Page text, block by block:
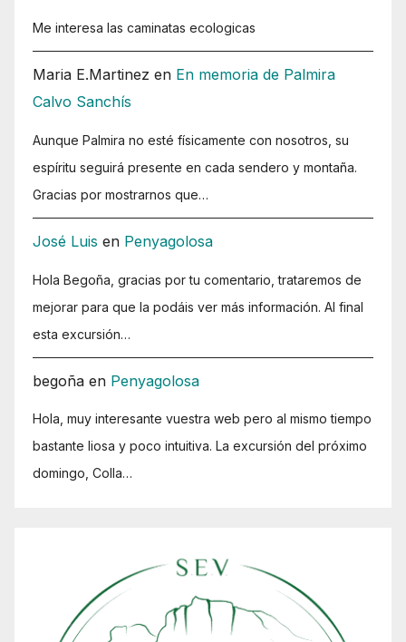
Me interesa las caminatas ecologicas
Maria E.Martinez en En memoria de Palmira
Calvo Sanchís
Aunque Palmira no esté físicamente con nosotros, su
espíritu seguirá presente en cada sendero y montaña.
Gracias por mostrarnos que…
José Luis en Penyagolosa
Hola Begoña, gracias por tu comentario, trataremos de
mejorar para que la podáis ver más información. Al final
esta excursión…
begoña en Penyagolosa
Hola, muy interesante vuestra web pero al mismo tiempo
bastante liosa y poco intuitiva. La excursión del próximo
domingo, Colla…